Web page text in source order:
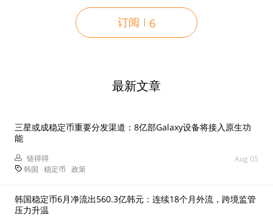
订阅 6
最新文章
三星或成稳定币重要分发渠道：8亿部Galaxy设备将接入原生功
能
链得得
Aug 05
韩国 稳定币 政策
韩国稳定币6月净流出560.3亿韩元：连续18个月外流，跨境监管
压力升温